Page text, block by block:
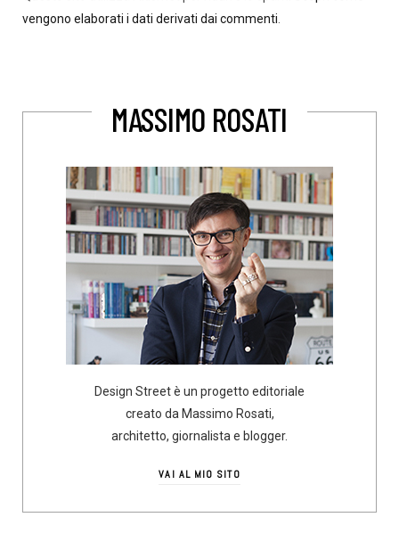
vengono elaborati i dati derivati dai commenti.
MASSIMO ROSATI
Design Street è un progetto editoriale
creato da Massimo Rosati,
architetto, giornalista e blogger.
VAI AL MIO SITO